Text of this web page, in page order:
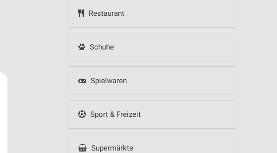
Restaurant
Schuhe
Spielwaren
Sport & Freizeit
Supermärkte